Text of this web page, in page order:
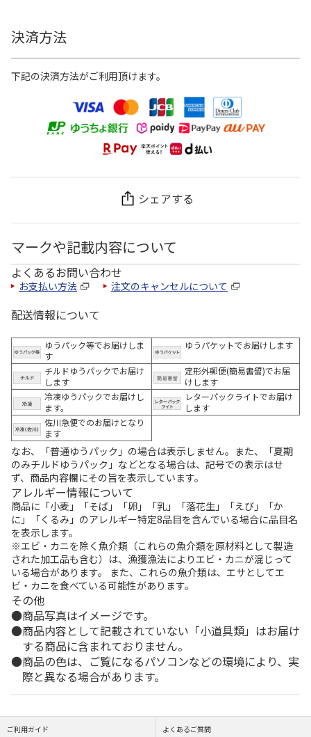
決済方法
下記の決済方法がご利用頂けます。
シェアする
マークや記載内容について
よくあるお問い合わせ
お支払い方法 注文のキャンセルについて
配送情報について
ゆうパック等でお届けしま
す
ゆうパケットでお届けします
チルドゆうパックでお届け
します
定形外郵便(簡易書留)でお届
けします
冷凍ゆうパックでお届けし
ます。
レターパックライトでお届け
します
佐川急便でのお届けとなり
ます
なお、「普通ゆうパック」の場合は表示しません。また、「夏期
のみチルドゆうパック」などとなる場合は、記号での表示はせ
ず、商品内容欄にその旨を表示しています。
アレルギー情報について
商品に「小麦」「そば」「卵」「乳」「落花生」「えび」「か
に」「くるみ」のアレルギー特定8品目を含んでいる場合に品目名
を表示します。
※エビ・カニを除く魚介類（これらの魚介類を原材料として製造
された加工品も含む）は、漁獲漁法によりエビ・カニが混じって
いる場合があります。 また、これらの魚介類は、エサとしてエ
ビ・カニを食べている可能性があります。
その他
商品写真はイメージです。
商品内容として記載されていない「小道具類」はお届け
する商品に含まれておりません。
商品の色は、ご覧になるパソコンなどの環境により、実
際と異なる場合があります。
ご利用ガイド よくあるご質問